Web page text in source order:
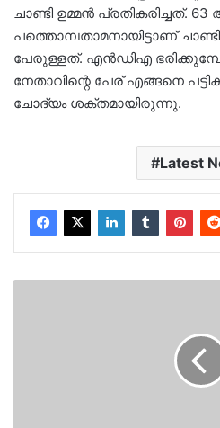
ചാണ്ടി ഉമ്മൻ പ്രതികരിച്ചത്.
പത്തൊമ്പതാമനായിട്ടാണ്
പേരുള്ളത്. എൻഡിഎ
നേതാവിന്റെ പേര് എങ്ങനെ
ചോദ്യം ശക്തമായിരുന്നു.
Latest